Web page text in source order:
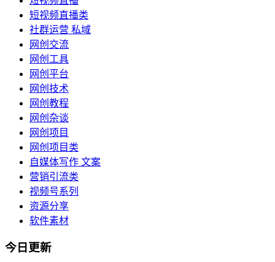
短视频直播类
社群运营 私域
网创交流
网创工具
网创平台
网创技术
网创教程
网创杂谈
网创项目
网创项目类
自媒体写作 文案
营销引流类
视频号系列
资源分享
软件素材
今日更新